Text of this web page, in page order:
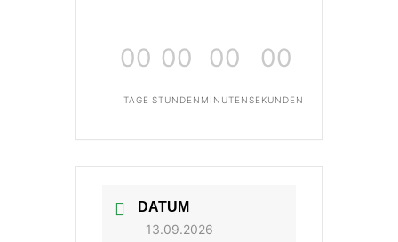
00
TAGE
00
STUNDEN
00
MINUTEN
00
SEKUNDEN
DATUM
13.09.2026